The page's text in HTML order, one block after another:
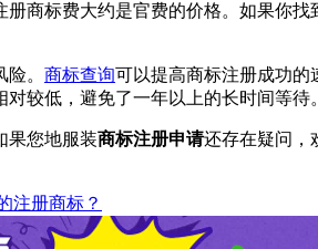
标费大约是官费的价格。如果你找
。 商标查询可以提高商标注册成功的
较低，避免了一年以上的长时间等待。
果您地服装商标注册申请还存在疑问，
注册商标？